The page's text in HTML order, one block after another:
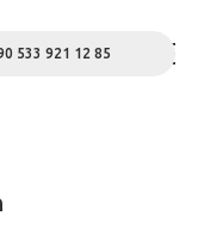
533 921 12 85